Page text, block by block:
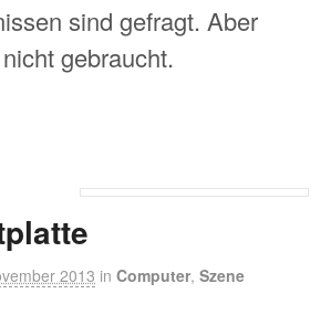
sind gefragt. Aber
gebraucht.
2013 in Computer, Szene